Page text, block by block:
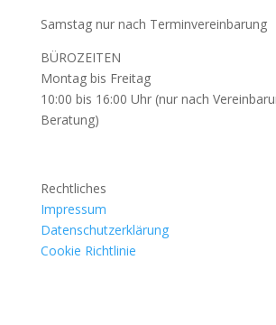
Samstag nur nach Terminvereinbarung
BÜROZEITEN
Montag bis Freitag
10:00 bis 16:00 Uhr (nur nach
Beratung)
Rechtliches
Impressum
Datenschutzerklärung
Cookie Richtlinie